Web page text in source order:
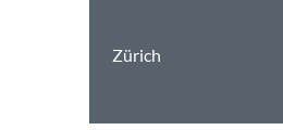
Zürich